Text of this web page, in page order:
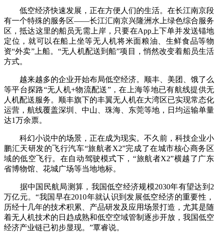
低空经济快速发展，正在方便人们的生活。在长江南京段
有一个特殊的服务区——长江汇南京兴隆洲水上绿色综合服务
区，抵达这里的船员无需上岸，只要在App上下单并发送锚地
定位，就可以在船上坐等无人机将米面粮油、生鲜食品等物
资“外卖”上船。“无人机配送到船”项目，悄然改变着船员生活
方式。
越来越多的企业开始布局低空经济。顺丰、美团、饿了么
等平台探路“无人机+物流配送”，在上海等地已有航线提供无
人机配送服务。顺丰旗下的丰翼无人机在大湾区已实现常态化
运营，航线覆盖深圳、中山、珠海、东莞等地，日均运输单量
达1万余票。
科幻小说中的场景，正在成为现实。不久前，科技企业小
鹏汇天研发的飞行汽车“旅航者X2”完成了在城市核心商务区
域的低空飞行。在自动驾驶模式下，“旅航者X2”横越了广东
省博物馆、花城广场等当地地标。
据中国民航局测算，我国低空经济规模2030年有望达到2
万亿元。“我国早在2010年就认识到发展低空经济的重要性，
历经十几年的技术积累、产品研发及应用场景打造，尤其是随
着无人机技术的日趋成熟和低空空域管制逐步开放，我国低空
经济产业链已初步显现。”覃睿说。